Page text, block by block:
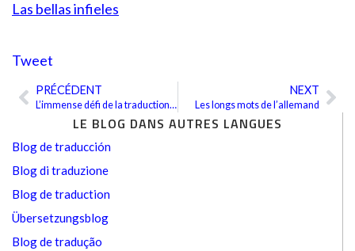
LE BLOG DANS AUTRES LANGUES
Blog de traducción
Blog di traduzione
Blog de traduction
Übersetzungsblog
Blog de tradução
Las bellas infieles
Tweet
Précédent
PRÉCÉDENT
L’immense défi de la traduction à la Commission européenne
NEXT
Les longs mots de l’allemand